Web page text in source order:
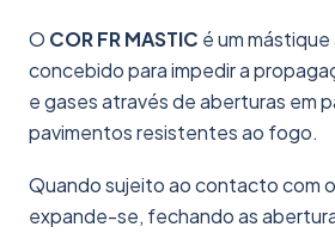
O COR FR MASTIC é um
concebido para impedir a
e gases através de aberturas em
pavimentos resistentes ao fogo.
Quando sujeito ao contacto com
expande-se, fechando as